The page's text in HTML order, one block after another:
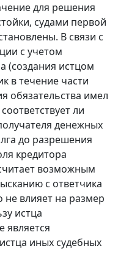
для решения
судами первой
В связи с
с учетом
(создания истцом
в течение части
обязательства имел
ли
денежных
до разрешения
кредитора
возможным
с ответчика
не влияет на размер
истца
является
иных судебных